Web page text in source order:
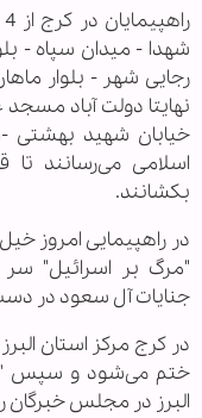
شهدا - میدان سپاه -
رجایى شهر - بلوار
نهایتا دولت آباد
خیابان شهید بهشتى
اسلامى می‌رسانند
بکشانند.
در راهپیمایی امروز
"مرگ بر اسرائیل"
جنایات آل سعود در
در کرج مرکز استان
ختم می‌شود و سپس
البرز در مجلس خبرگان